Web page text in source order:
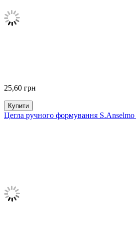
25,60 грн
Купити
Цегла ручного формування